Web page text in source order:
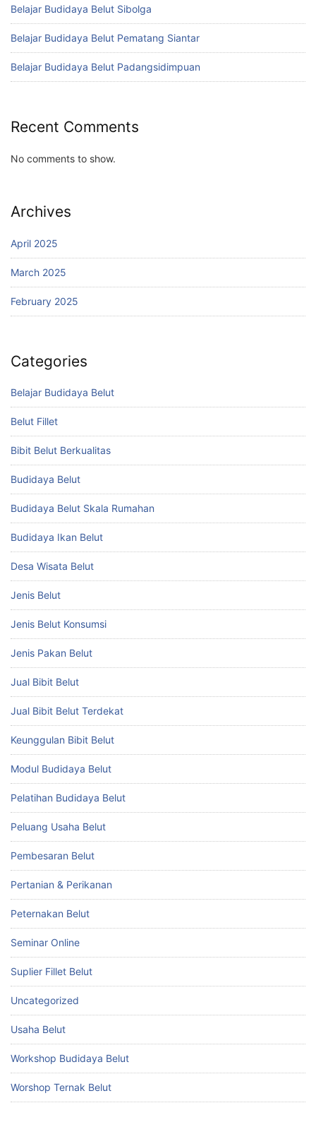
Belajar Budidaya Belut Sibolga
Belajar Budidaya Belut Pematang Siantar
Belajar Budidaya Belut Padangsidimpuan
Recent Comments
No comments to show.
Archives
April 2025
March 2025
February 2025
Categories
Belajar Budidaya Belut
Belut Fillet
Bibit Belut Berkualitas
Budidaya Belut
Budidaya Belut Skala Rumahan
Budidaya Ikan Belut
Desa Wisata Belut
Jenis Belut
Jenis Belut Konsumsi
Jenis Pakan Belut
Jual Bibit Belut
Jual Bibit Belut Terdekat
Keunggulan Bibit Belut
Modul Budidaya Belut
Pelatihan Budidaya Belut
Peluang Usaha Belut
Pembesaran Belut
Pertanian & Perikanan
Peternakan Belut
Seminar Online
Suplier Fillet Belut
Uncategorized
Usaha Belut
Workshop Budidaya Belut
Worshop Ternak Belut